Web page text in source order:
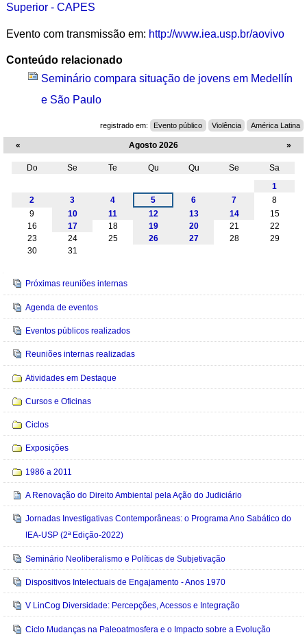
Superior - CAPES
Evento com transmissão em: http://www.iea.usp.br/aovivo
Conteúdo relacionado
Seminário compara situação de jovens em Medellín
e São Paulo
registrado em: Evento público Violência América Latina
« Agosto 2026 »
Do Se Te Qu Qu Se
Sa
1
2
3 4 5 6 7
8
9
10 11 12 13 14
15
16
17 18 19 20 21
22
23
24 25 26 27 28
29
30
31
Navegação
Próximas reuniões internas
Agenda de eventos
Eventos públicos realizados
Reuniões internas realizadas
Atividades em Destaque
Cursos e Oficinas
Ciclos
Exposições
1986 a 2011
A Renovação do Direito Ambiental pela Ação do Judiciário
Jornadas Investigativas Contemporâneas: o Programa Ano Sabático do
IEA-USP (2ª Edição-2022)
Seminário Neoliberalismo e Políticas de Subjetivação
Dispositivos Intelectuais de Engajamento - Anos 1970
V LinCog Diversidade: Percepções, Acessos e Integração
Ciclo Mudanças na Paleoatmosfera e o Impacto sobre a Evolução